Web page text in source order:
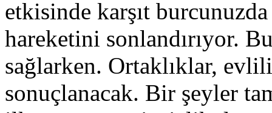
etkisinde karşıt
hareketini sonlandırıyor.
sağlarken. Ortaklıklar,
sonuçlanacak. Bir şeyler